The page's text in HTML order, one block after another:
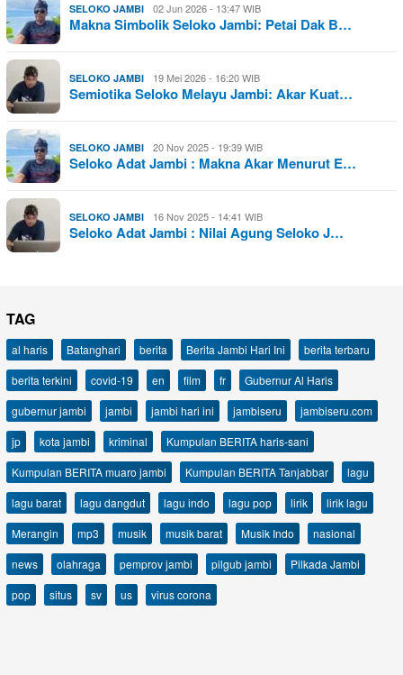
SELOKO JAMBI 02 Jun 2026 - 13:47 WIB
Makna Simbolik Seloko Jambi: Petai Dak B…
SELOKO JAMBI 19 Mei 2026 - 16:20 WIB
Semiotika Seloko Melayu Jambi: Akar Kuat…
SELOKO JAMBI 20 Nov 2025 - 19:39 WIB
Seloko Adat Jambi : Makna Akar Menurut E…
SELOKO JAMBI 16 Nov 2025 - 14:41 WIB
Seloko Adat Jambi : Nilai Agung Seloko J…
TAG
al haris Batanghari berita Berita Jambi Hari Ini
berita terbaru
berita terkini
covid-19 en film fr
Gubernur Al Haris
gubernur jambi
jambi jambi hari ini jambiseru
jambiseru.com
jp
kota jambi kriminal
Kumpulan BERITA haris-sani
Kumpulan BERITA muaro jambi
Kumpulan BERITA Tanjabbar
lagu
lagu barat
lagu dangdut lagu indo lagu pop lirik
lirik lagu
Merangin
mp3 musik musik barat Musik Indo
nasional
news
olahraga pemprov jambi pilgub jambi
Pilkada Jambi
pop
situs sv us virus corona